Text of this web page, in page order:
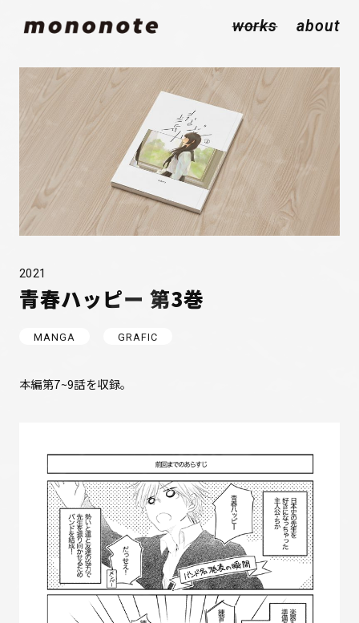
works about
2021
青春ハッピー 第3巻
MANGA GRAFIC
本編第7~9話を収録。